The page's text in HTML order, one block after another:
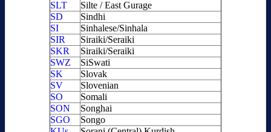
SLT
Silte / East Gurage
SD
Sindhi
SI
Sinhalese/Sinhala
SIR
Siraiki/Seraiki
SKR
Siraiki/Seraiki
SWZ
SiSwati
SK
Slovak
SV
Slovenian
SO
Somali
SON
Songhai
SGO
Songo